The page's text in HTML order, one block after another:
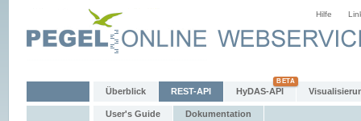
Hilfe
Überblick REST-API HyDAS-API
User's Guide Dokumentation